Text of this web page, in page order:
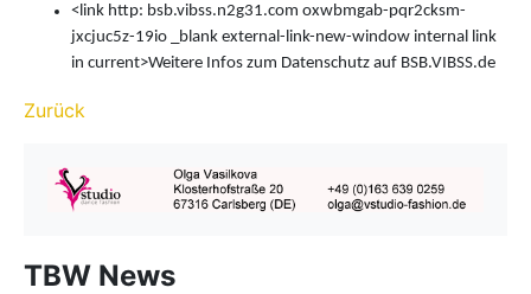
<link http: bsb.vibss.n2g31.com oxwbmgab-pqr2cksm-
jxcjuc5z-19io _blank external-link-new-window internal link
in current>Weitere Infos zum Datenschutz auf BSB.VIBSS.de
Zurück
TBW News